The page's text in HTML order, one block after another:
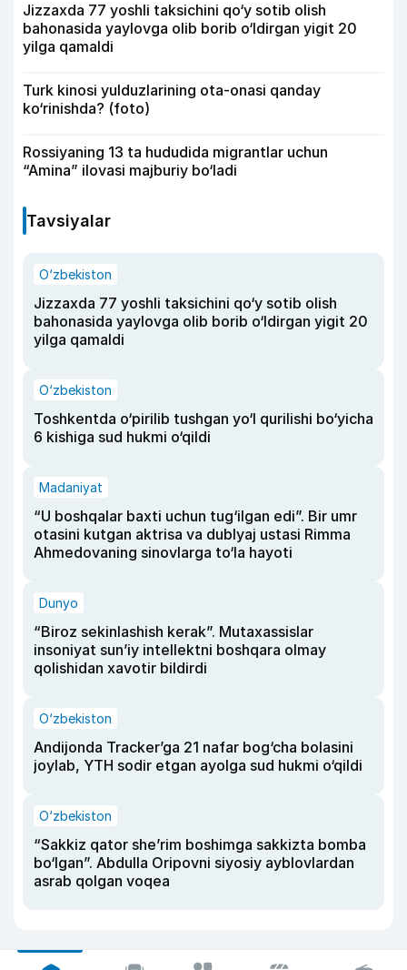
Jizzaxda 77 yoshli taksichini qo‘y sotib olish
bahonasida yaylovga olib borib o‘ldirgan yigit 20
yilga qamaldi
Turk kinosi yulduzlarining ota-onasi qanday
ko‘rinishda? (foto)
Rossiyaning 13 ta hududida migrantlar uchun
“Amina” ilovasi majburiy bo‘ladi
Tavsiyalar
O‘zbekiston
Jizzaxda 77 yoshli taksichini qo‘y sotib olish
bahonasida yaylovga olib borib o‘ldirgan yigit 20
yilga qamaldi
O‘zbekiston
Toshkentda o‘pirilib tushgan yo‘l qurilishi bo‘yicha
6 kishiga sud hukmi o‘qildi
Madaniyat
“U boshqalar baxti uchun tug‘ilgan edi”. Bir umr
otasini kutgan aktrisa va dublyaj ustasi Rimma
Ahmedovaning sinovlarga to‘la hayoti
Dunyo
“Biroz sekinlashish kerak”. Mutaxassislar
insoniyat sun’iy intellektni boshqara olmay
qolishidan xavotir bildirdi
O‘zbekiston
Andijonda Tracker’ga 21 nafar bog‘cha bolasini
joylab, YTH sodir etgan ayolga sud hukmi o‘qildi
O‘zbekiston
“Sakkiz qator she’rim boshimga sakkizta bomba
bo‘lgan”. Abdulla Oripovni siyosiy ayblovlardan
asrab qolgan voqea